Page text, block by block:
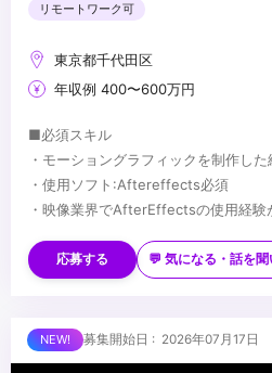
リモートワーク可
東京都千代田区
年収例 400〜600万円
■必須スキル
・モーショングラフィックを制作し
・使用ソフト:Aftereffects必須
・映像業界でAfterEffectsの使用経験
・ゼロベースでデザインを制作する事
・様々なジャンルの作品に応じ、柔軟
・新しい知識・技術にチャレンジする
・誰に対しても積極的にコミュニケー
に⾏動できる⽅
応募する 💬 気になる・話を
募集開始日 : 2026年07月17日